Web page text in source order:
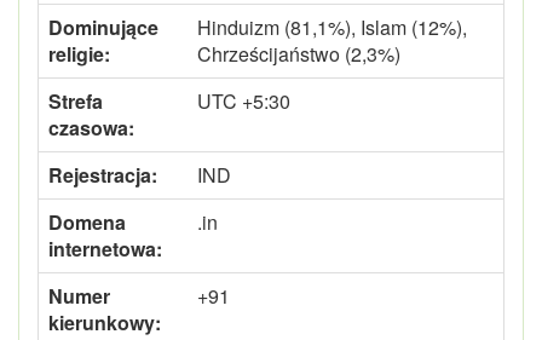
Dominujące
religie:
Hinduizm (81,1%), Islam (12%),
Chrześcijaństwo (2,3%)
Strefa
czasowa:
UTC +5:30
Rejestracja:
IND
Domena
internetowa:
.in
Numer
kierunkowy:
+91